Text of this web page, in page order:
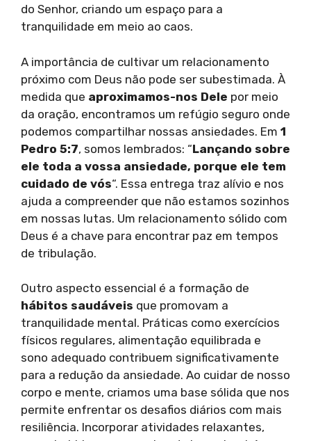
do Senhor, criando um espaço para a
tranquilidade em meio ao caos.
A importância de cultivar um relacionamento
próximo com Deus não pode ser subestimada. À
medida que aproximamos-nos Dele por meio
da oração, encontramos um refúgio seguro onde
podemos compartilhar nossas ansiedades. Em 1
Pedro 5:7, somos lembrados: “Lançando sobre
ele toda a vossa ansiedade, porque ele tem
cuidado de vós“. Essa entrega traz alívio e nos
ajuda a compreender que não estamos sozinhos
em nossas lutas. Um relacionamento sólido com
Deus é a chave para encontrar paz em tempos
de tribulação.
Outro aspecto essencial é a formação de
hábitos saudáveis que promovam a
tranquilidade mental. Práticas como exercícios
físicos regulares, alimentação equilibrada e
sono adequado contribuem significativamente
para a redução da ansiedade. Ao cuidar de nosso
corpo e mente, criamos uma base sólida que nos
permite enfrentar os desafios diários com mais
resiliência. Incorporar atividades relaxantes,